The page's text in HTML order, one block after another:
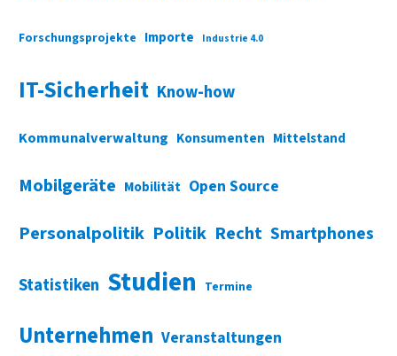
Forschungsprojekte Importe Industrie 4.0
IT-Sicherheit Know-how
Kommunalverwaltung Konsumenten Mittelstand
Mobilgeräte Mobilität Open Source
Personalpolitik Politik Recht Smartphones
Statistiken Studien Termine
Unternehmen Veranstaltungen